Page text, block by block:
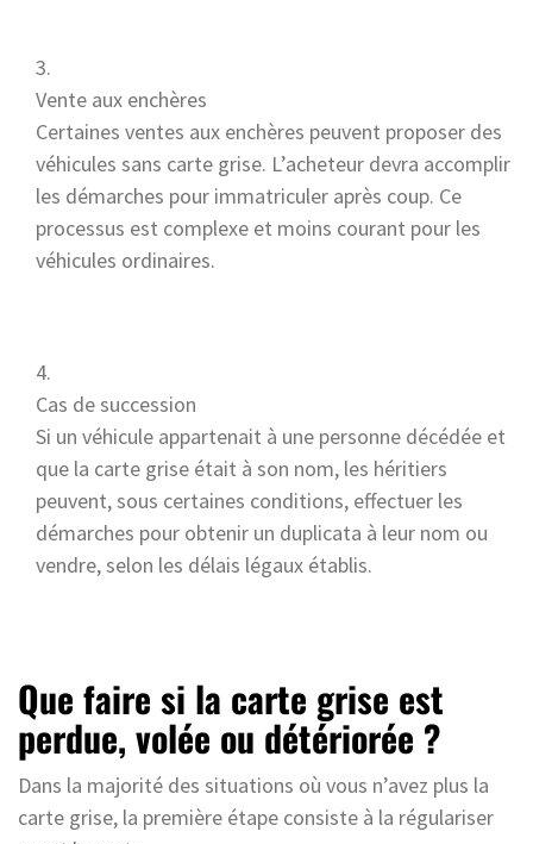
Vente aux enchères
Certaines ventes aux enchères peuvent proposer des
véhicules sans carte grise. L’acheteur devra accomplir
les démarches pour immatriculer après coup. Ce
processus est complexe et moins courant pour les
véhicules ordinaires.
Cas de succession
Si un véhicule appartenait à une personne décédée et
que la carte grise était à son nom, les héritiers
peuvent, sous certaines conditions, effectuer les
démarches pour obtenir un duplicata à leur nom ou
vendre, selon les délais légaux établis.
Que faire si la carte grise est
perdue, volée ou détériorée ?
Dans la majorité des situations où vous n’avez plus la
carte grise, la première étape consiste à la régulariser